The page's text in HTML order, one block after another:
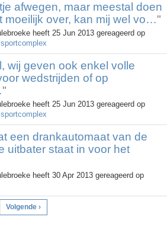
afwegen, maar meestal doen
moeilijk over, kan mij wel vo…"
heeft 25 Jun 2013 gereageerd op
wij geven ook enkel volle
wedstrijden of op
"
heeft 25 Jun 2013 gereageerd op
een drankautomaat van de
uitbater staat in voor het
heeft 30 Apr 2013 gereageerd op
Volgende ›